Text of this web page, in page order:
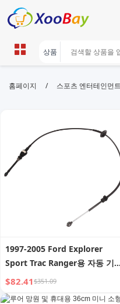
낚시 | XOOBAY
홈페이지 / 스포츠 엔터테인먼트
1997-2005 Ford Explorer
Sport Trac Ranger용 자동 기어
시프터 케이블
$82.41$351.09